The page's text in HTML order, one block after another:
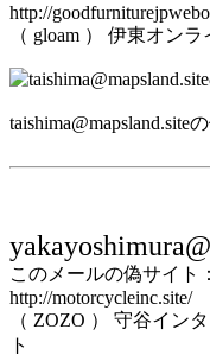
http://
（ gloam ） 伊東オン
taishima@mapsland.site
このメールの偽サイト：
http://motorcycleinc.site/
（ ZOZO ） 守谷イン
ト